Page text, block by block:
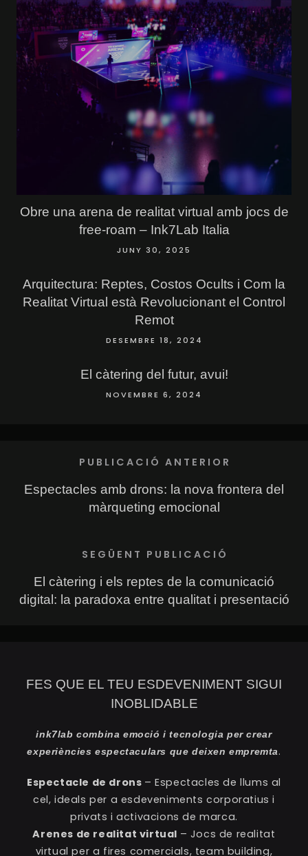
Obre una arena de realitat virtual amb jocs de
free-roam – Ink7Lab Italia
JUNY 30, 2025
Arquitectura: Reptes, Costos Ocults i Com la
Realitat Virtual està Revolucionant el Control
Remot
DESEMBRE 18, 2024
El càtering del futur, avui!
NOVEMBRE 6, 2024
PUBLICACIÓ ANTERIOR
Espectacles amb drons: la nova frontera del
màrqueting emocional
SEGÜENT PUBLICACIÓ
El càtering i els reptes de la comunicació
digital: la paradoxa entre qualitat i presentació
FES QUE EL TEU ESDEVENIMENT SIGUI
INOBLIDABLE
ink7lab combina emoció i tecnologia per crear
experiències espectaculars que deixen empremta.
Espectacle de drons – Espectacles de llums al
cel, ideals per a esdeveniments corporatius i
privats i activacions de marca.
Arenes de realitat virtual – Jocs de realitat
virtual per a fires comercials, team building,